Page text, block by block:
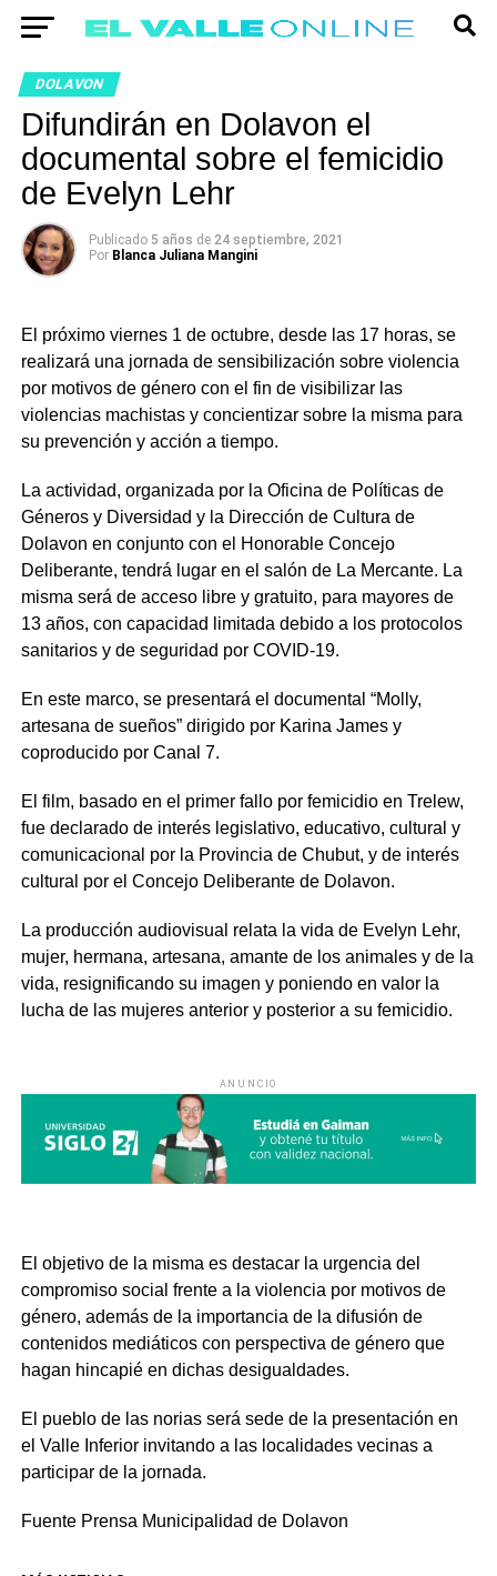
DOLAVON
Difundirán en Dolavon el
documental sobre el femicidio
de Evelyn Lehr
Publicado 5 años de 24 septiembre, 2021
Por Blanca Juliana Mangini
El próximo viernes 1 de octubre, desde las 17 horas, se
realizará una jornada de sensibilización sobre violencia
por motivos de género con el fin de visibilizar las
violencias machistas y concientizar sobre la misma para
su prevención y acción a tiempo.
La actividad, organizada por la Oficina de Políticas de
Géneros y Diversidad y la Dirección de Cultura de
Dolavon en conjunto con el Honorable Concejo
Deliberante, tendrá lugar en el salón de La Mercante. La
misma será de acceso libre y gratuito, para mayores de
13 años, con capacidad limitada debido a los protocolos
sanitarios y de seguridad por COVID-19.
En este marco, se presentará el documental “Molly,
artesana de sueños” dirigido por Karina James y
coproducido por Canal 7.
El film, basado en el primer fallo por femicidio en Trelew,
fue declarado de interés legislativo, educativo, cultural y
comunicacional por la Provincia de Chubut, y de interés
cultural por el Concejo Deliberante de Dolavon.
La producción audiovisual relata la vida de Evelyn Lehr,
mujer, hermana, artesana, amante de los animales y de la
vida, resignificando su imagen y poniendo en valor la
lucha de las mujeres anterior y posterior a su femicidio.
ANUNCIO
El objetivo de la misma es destacar la urgencia del
compromiso social frente a la violencia por motivos de
género, además de la importancia de la difusión de
contenidos mediáticos con perspectiva de género que
hagan hincapié en dichas desigualdades.
El pueblo de las norias será sede de la presentación en
el Valle Inferior invitando a las localidades vecinas a
participar de la jornada.
Fuente Prensa Municipalidad de Dolavon